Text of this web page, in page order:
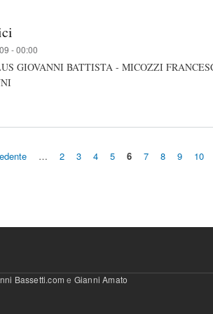
- 00:00
GIOVANNI BATTISTA - MICOZZI
… 2 3 4 5 6 7 8 9 10
Bassetti.com e Gianni Amato